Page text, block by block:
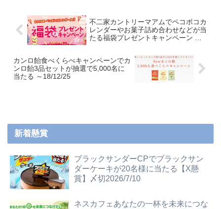
不二家カントリーマアムでペコポコカ
レンダーやお菓子詰め合わせなどが当
たる福袋プレゼントキャンペーン ～
カンロ飴食べくらべキャンペーンでカ
ンロ飴3品セットが抽選で5,000名に
当たる ～18/12/25
新着懸賞
ブラックサンダーCPでブラックサン
ダーケーキが20名様に当たる【X懸
賞】〆切2026/7/10
ネスカフェあなたの一杯を未来につな